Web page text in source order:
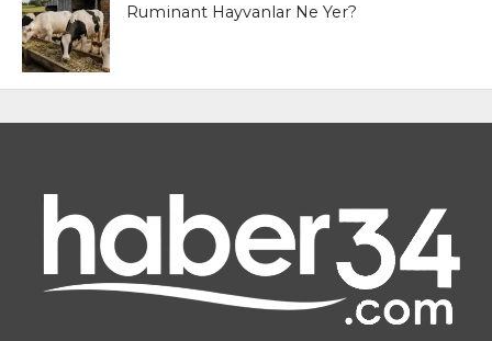
Ruminant Hayvanlar Ne Yer?